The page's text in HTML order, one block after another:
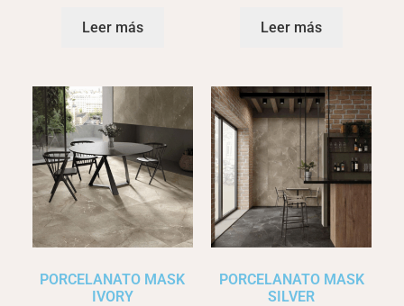
Leer más Leer más
PORCELANATO MASK
IVORY
PORCELANATO MASK
SILVER